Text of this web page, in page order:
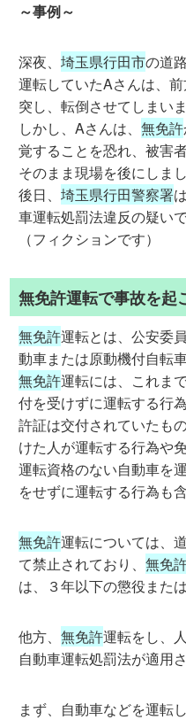
～事例～
深夜、埼玉県行田市の道
運転していたAさんは、
突し、転倒させてしまいま
しかし、Aさんは、無免許
覚することを恐れ、被害
そのまま現場を後にしまし
後日、埼玉県行田警察署
車運転処罰法違反の疑い
（フィクションです）
無免許運転で事故を起
無免許運転とは、公安委
動車または原動機付自転
無免許運転には、これま
付を受けずに運転する行
許証は交付されていたも
けた人が運転する行為や
運転資格のない自動車を
をせずに運転する行為も
無免許運転については、
て禁止されており、無免
は、３年以下の懲役また
他方、無免許運転をし、
自動車運転処罰法が適用さ
まず、自動車などを運転